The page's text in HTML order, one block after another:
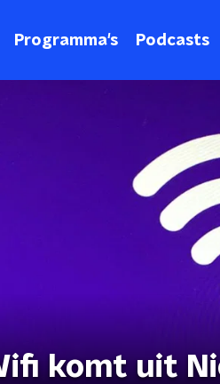
Programma's Podcasts
komt uit